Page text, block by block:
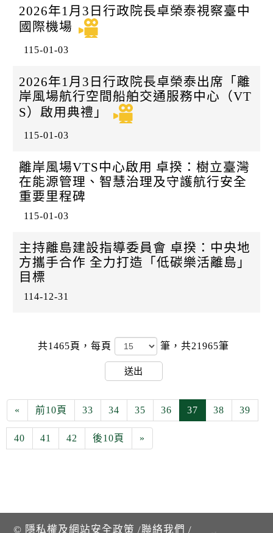
2026年1月3日行政院長卓榮泰視察臺中
國際機場
115-01-03
2026年1月3日行政院長卓榮泰出席「離
岸風場航行空間船舶交通服務中心（VT
S）啟用典禮」
115-01-03
離岸風場VTS中心啟用 卓揆：樹立臺灣
在能源管理、智慧治理及守護航行安全
重要里程碑
115-01-03
主持離島建設指導委員會 卓揆：中央地
方攜手合作 全力打造「低碳樂活離島」
目標
114-12-31
共1465頁， 每頁 筆，共21965筆
送出
« 前10頁 33 34 35 36 37 38 39
40 41 42 後10頁 »
© 隱私權及網站安全政策 /聯絡我們 /